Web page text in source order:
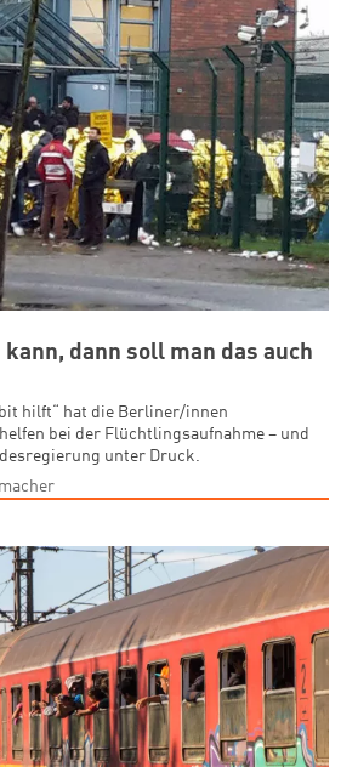
kann, dann soll man das auch
hilft“ hat die Berliner/innen
bei der Flüchtlingsaufnahme – und
unter Druck.